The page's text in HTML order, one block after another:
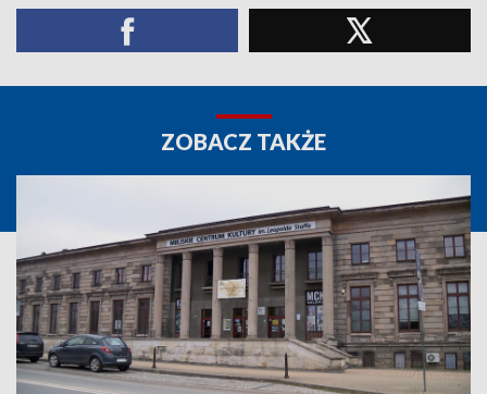
ZOBACZ TAKŻE